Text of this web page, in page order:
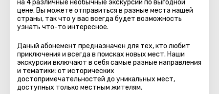
на 4 различные необычные экскурсии по выгодной
цене. Вы можете отправиться в разные места нашей
страны, так что у вас всегда будет возможность
узнать что-то интересное.
Даный абонемент предназначен для тех, кто любит
приключения и всегда в поисках новых мест. Наши
экскурсии включают в себя самые разные направления
и тематики: от исторических
достопримечательностей до уникальных мест,
доступных только местным жителям.